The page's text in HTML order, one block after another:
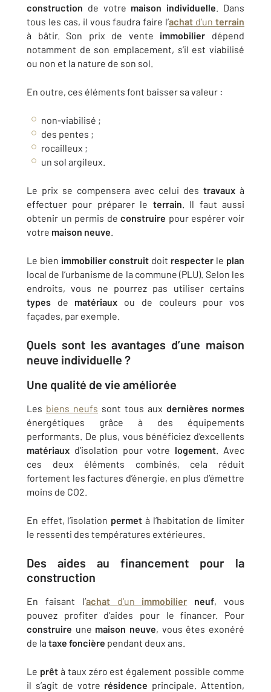
construction de votre maison individuelle . Dans
tous les cas, il vous faudra faire l’achat d’unterrain
à bâtir. Son prix de vente immobilier dépend
notamment de son emplacement, s’il est viabilisé
ou non et la nature de son sol.
En outre, ces éléments font baisser sa valeur :
non-viabilisé ;
des pentes ;
rocailleux ;
un sol argileux.
Le prix se compensera avec celui des travaux à
effectuer pour préparer le terrain . Il faut aussi
obtenir un permis deconstruire pour espérer voir
votre maison neuve
Le bien immobilier construit doit respecter le plan
local de l’urbanisme de la commune (PLU). Selon les
endroits, vous ne pourrez pas utiliser certains
types de matériaux ou de couleurs pour vos
façades, par exemple.
Quels sont lesavantages d’une maison
neuve individuelle ?
Une qualité de vie améliorée
Les biens neufs sont tous aux dernières normes
énergétiques grâce à des équipements
performants. De plus, vous bénéficiez d’excellents
matériaux d’isolation pour votre logement . Avec
ces deux éléments combinés, cela réduit
fortement les factures d’énergie, en plus d’émettre
moins de CO2.
En effet, l’isolation permet à l’habitation de limiter
le ressenti des températures extérieures.
Des aides au financement pour la
construction
En faisant l’achatd’un immobilier neuf, vous
pouvez profiter d’aides pour le financer. Pour
construire une maison neuve, vous êtes exonéré
de la taxe foncière pendant deux ans.
Le prêtà taux zéro est également possible comme
il s’agit de votre résidence principale. Attention,